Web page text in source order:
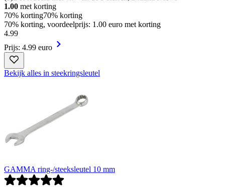
1.00 met korting
70% korting70% korting
70% korting, voordeelprijs: 1.00 euro met korting
4.99
Prijs: 4.99 euro
Bekijk alles in steekringsleutel
GAMMA ring-/steeksleutel 10 mm